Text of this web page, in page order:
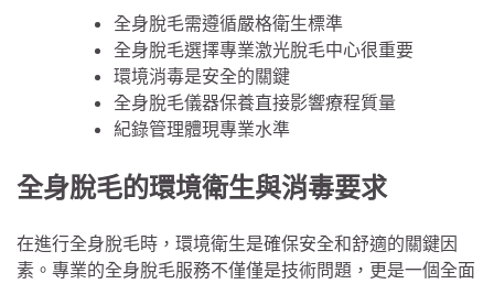
全身脫毛需遵循嚴格衛生標準
全身脫毛選擇專業激光脫毛中心很重要
環境消毒是安全的關鍵
全身脫毛儀器保養直接影響療程質量
紀錄管理體現專業水準
全身脫毛的環境衛生與消毒要求
在進行全身脫毛時，環境衛生是確保安全和舒適的關鍵因
素。專業的全身脫毛服務不僅僅是技術問題，更是一個全面